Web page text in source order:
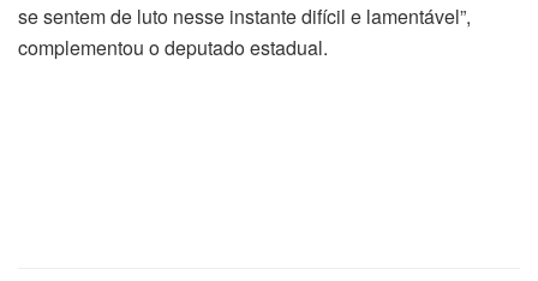
se sentem de luto nesse instante difícil e lamentável”,
complementou o deputado estadual.